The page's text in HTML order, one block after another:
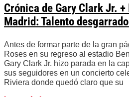
Crónica de Gary Clark Jr.
Madrid: Talento
Antes de formar parte de la gran
Roses en su regreso al estadio
Gary Clark Jr. hizo parada en la
sus seguidores en un concierto
Riviera donde quedó claro que su